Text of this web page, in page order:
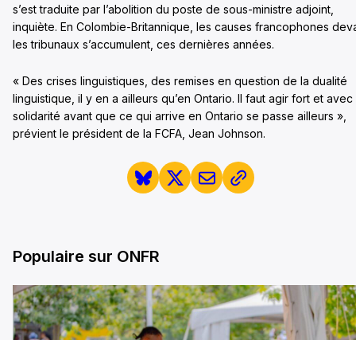
s’est traduite par l’abolition du poste de sous-ministre adjoint,
inquiète. En Colombie-Britannique, les causes francophones
les tribunaux s’accumulent, ces dernières années.
« Des crises linguistiques, des remises en question de la dualité
linguistique, il y en a ailleurs qu’en Ontario. Il faut agir fort et avec
solidarité avant que ce qui arrive en Ontario se passe ailleurs »,
prévient le président de la FCFA, Jean Johnson.
Populaire sur ONFR